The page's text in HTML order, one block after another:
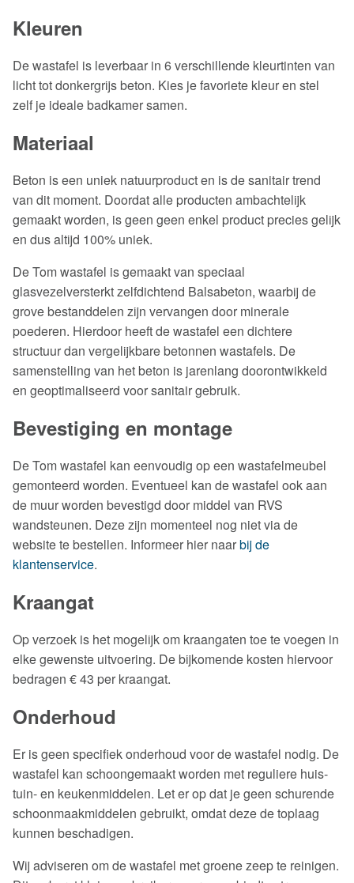
Kleuren
De wastafel is leverbaar in 6 verschillende kleurtinten van
licht tot donkergrijs beton. Kies je favoriete kleur en stel
zelf je ideale badkamer samen.
Materiaal
Beton is een uniek natuurproduct en is de sanitair trend
van dit moment. Doordat alle producten ambachtelijk
gemaakt worden, is geen geen enkel product precies gelijk
en dus altijd 100% uniek.
De Tom wastafel is gemaakt van speciaal
glasvezelversterkt zelfdichtend Balsabeton, waarbij de
grove bestanddelen zijn vervangen door minerale
poederen. Hierdoor heeft de wastafel een dichtere
structuur dan vergelijkbare betonnen wastafels. De
samenstelling van het beton is jarenlang doorontwikkeld
en geoptimaliseerd voor sanitair gebruik.
Bevestiging en montage
De Tom wastafel kan eenvoudig op een wastafelmeubel
gemonteerd worden. Eventueel kan de wastafel ook aan
de muur worden bevestigd door middel van RVS
wandsteunen. Deze zijn momenteel nog niet via de
website te bestellen. Informeer hier naarbij de
klantenservice.
Kraangat
Op verzoek is het mogelijk om kraangaten toe te voegen in
elke gewenste uitvoering. De bijkomende kosten hiervoor
bedragen € 43 per kraangat.
Onderhoud
Er is geen specifiek onderhoud voor de wastafel nodig. De
wastafel kan schoongemaakt worden met reguliere huis-
tuin- en keukenmiddelen. Let er op dat je geen schurende
schoonmaakmiddelen gebruikt, omdat deze de toplaag
kunnen beschadigen.
Wij adviseren om de wastafel met groene zeep te reinigen.